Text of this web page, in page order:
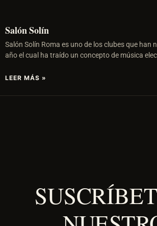
Salón Solín
Salón Solín Roma es uno de los clubes que han
año el cual ha traído un concepto de música
LEER MÁS »